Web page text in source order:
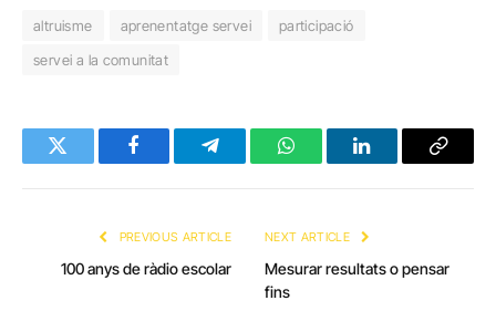
altruisme aprenentatge servei
participació
servei a la comunitat
Twitter FacebookTelegramWhatsAppLinkedInCopy
PREVIOUS ARTICLE
100 anys de ràdio escolar
NEXT ARTICLE
Mesurar resultats o pensar
fins